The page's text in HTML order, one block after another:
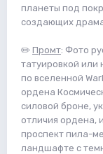
планеты под
создающих
✏️ Промт: Фото
татуировкой или
по вселенной
ордена
силовой броне,
отличия ордена,
проспект пила-
ландшафте с